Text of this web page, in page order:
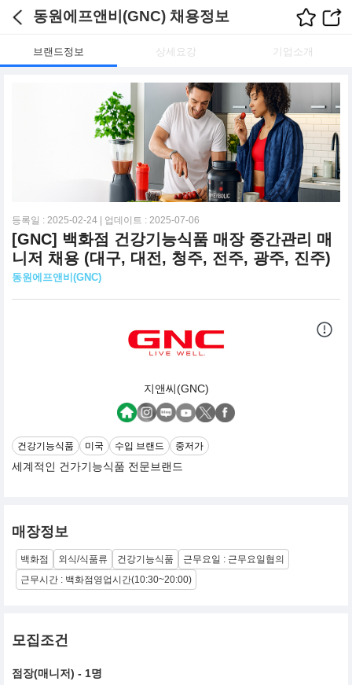
동원에프앤비(GNC) 채용정보
브랜드정보 상세요강 기업소개
등록일 : 2025-02-24 | 업데이트 : 2025-07-06
[GNC] 백화점 건강기능식품 매장 중간관리 매
니저 채용 (대구, 대전, 청주, 전주, 광주, 진주)
동원에프앤비(GNC)
지앤씨(GNC)
건강기능식품 미국 수입 브랜드 중저가
세계적인 건가기능식품 전문브랜드
매장정보
백화점 외식/식품류 건강기능식품
근무요일 : 근무요일협의
근무시간 : 백화점영업시간(10:30~20:00)
모집조건
점장(매니저) - 1명